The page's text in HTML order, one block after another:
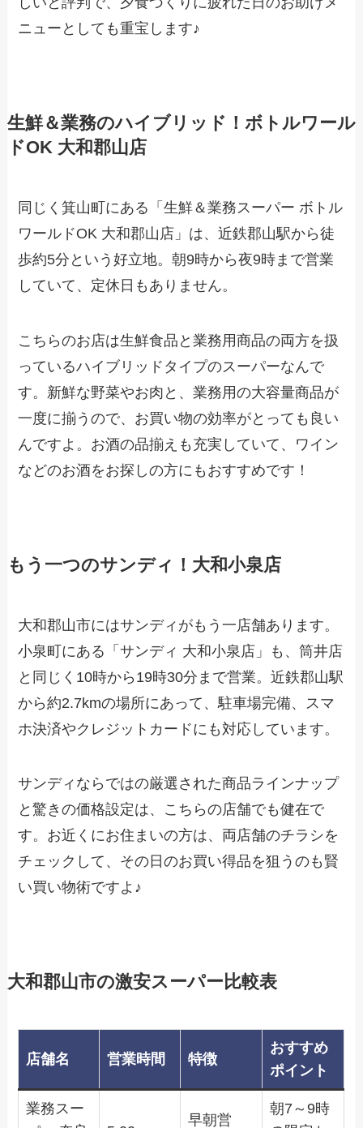
ニューとしても重宝します♪
生鮮＆業務のハイブリッド！ボトルワール
ドOK 大和郡山店
同じく箕山町にある「生鮮＆業務スーパー ボトル
ワールドOK 大和郡山店」は、近鉄郡山駅から徒
歩約5分という好立地。朝9時から夜9時まで営業
していて、定休日もありません。
こちらのお店は生鮮食品と業務用商品の両方を扱
っているハイブリッドタイプのスーパーなんで
す。新鮮な野菜やお肉と、業務用の大容量商品が
一度に揃うので、お買い物の効率がとっても良い
んですよ。お酒の品揃えも充実していて、ワイン
などのお酒をお探しの方にもおすすめです！
もう一つのサンディ！大和小泉店
大和郡山市にはサンディがもう一店舗あります。
小泉町にある「サンディ 大和小泉店」も、筒井店
と同じく10時から19時30分まで営業。近鉄郡山駅
から約2.7kmの場所にあって、駐車場完備、スマ
ホ決済やクレジットカードにも対応しています。
サンディならではの厳選された商品ラインナップ
と驚きの価格設定は、こちらの店舗でも健在で
す。お近くにお住まいの方は、両店舗のチラシを
チェックして、その日のお買い得品を狙うのも賢
い買い物術ですよ♪
大和郡山市の激安スーパー比較表
店舗名 営業時間 特徴
おすすめ
ポイント
業務スー
早朝営
朝7～9時